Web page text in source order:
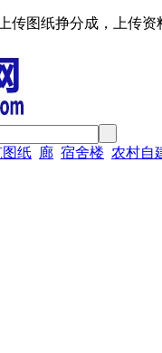
传图纸挣分成，上传资
纸 廊 宿舍楼 农村自